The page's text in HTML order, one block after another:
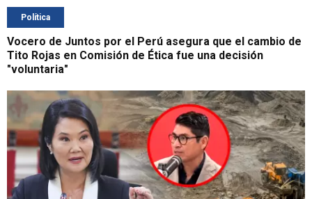
Política
Vocero de Juntos por el Perú asegura que el cambio de
Tito Rojas en Comisión de Ética fue una decisión
"voluntaria"